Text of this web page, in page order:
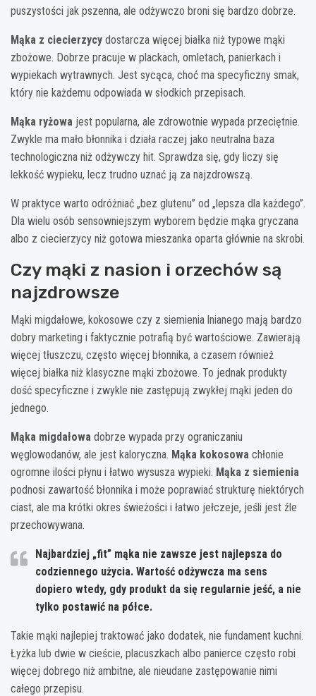
puszystości jak pszenna, ale odżywczo broni się bardzo dobrze.
Mąka z ciecierzycy dostarcza więcej białka niż typowe mąki
zbożowe. Dobrze pracuje w plackach, omletach, panierkach i
wypiekach wytrawnych. Jest sycąca, choć ma specyficzny smak,
który nie każdemu odpowiada w słodkich przepisach.
Mąka ryżowa jest popularna, ale zdrowotnie wypada przeciętnie.
Zwykle ma mało błonnika i działa raczej jako neutralna baza
technologiczna niż odżywczy hit. Sprawdza się, gdy liczy się
lekkość wypieku, lecz trudno uznać ją za najzdrowszą.
W praktyce warto odróżniać „bez glutenu” od „lepsza dla każdego”.
Dla wielu osób sensowniejszym wyborem będzie mąka gryczana
albo z ciecierzycy niż gotowa mieszanka oparta głównie na skrobi.
Czy mąki z nasion i orzechów są
najzdrowsze
Mąki migdałowe, kokosowe czy z siemienia lnianego mają bardzo
dobry marketing i faktycznie potrafią być wartościowe. Zawierają
więcej tłuszczu, często więcej błonnika, a czasem również
więcej białka niż klasyczne mąki zbożowe. To jednak produkty
dość specyficzne i zwykle nie zastępują zwykłej mąki jeden do
jednego.
Mąka migdałowa dobrze wypada przy ograniczaniu
węglowodanów, ale jest kaloryczna. Mąka kokosowa chłonie
ogromne ilości płynu i łatwo wysusza wypieki. Mąka z siemienia
podnosi zawartość błonnika i może poprawiać strukturę niektórych
ciast, ale ma krótki okres świeżości i łatwo jełczeje, jeśli jest źle
przechowywana.
Najbardziej „fit” mąka nie zawsze jest najlepsza do
codziennego użycia. Wartość odżywcza ma sens
dopiero wtedy, gdy produkt da się regularnie jeść, a nie
tylko postawić na półce.
Takie mąki najlepiej traktować jako dodatek, nie fundament kuchni.
Łyżka lub dwie w cieście, placuszkach albo panierce często robi
więcej dobrego niż ambitne, ale nieudane zastępowanie nimi
całego przepisu.